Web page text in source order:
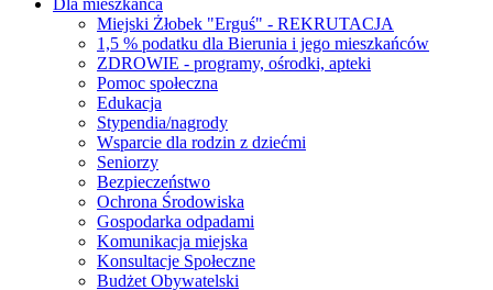
Dla mieszkańca
Miejski Żłobek "Erguś" - REKRUTACJA
1,5 % podatku dla Bierunia i jego mieszkańców
ZDROWIE - programy, ośrodki, apteki
Pomoc społeczna
Edukacja
Stypendia/nagrody
Wsparcie dla rodzin z dziećmi
Seniorzy
Bezpieczeństwo
Ochrona Środowiska
Gospodarka odpadami
Komunikacja miejska
Konsultacje Społeczne
Budżet Obywatelski